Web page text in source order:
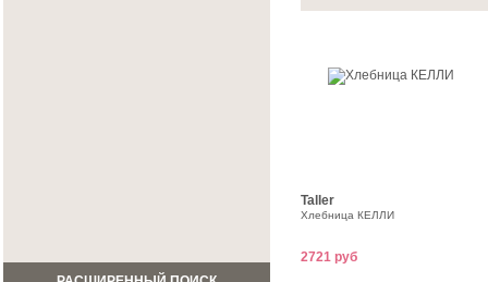
Taller
Хлебница КЕЛЛИ
2721 руб